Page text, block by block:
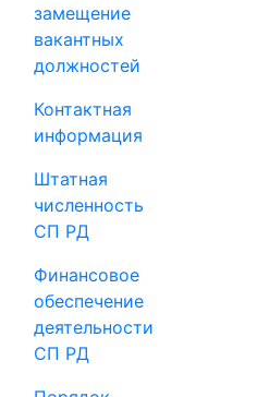
замещение
вакантных
должностей
Контактная
информация
Штатная
численность
СП РД
Финансовое
обеспечение
деятельности
СП РД